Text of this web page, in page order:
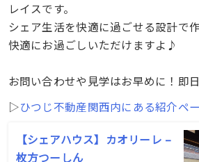
レイスです。
シェア生活を快適に過ごせる設計で
快適にお過ごしいただけますよ♪
お問い合わせや見学はお早めに！即
▷ひつじ不動産関西内にある紹介ペ
【シェアハウス】カオリーレ –
枚方つーしん